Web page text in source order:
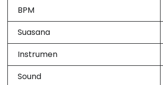
BPM
Suasana
Instrumen
Sound